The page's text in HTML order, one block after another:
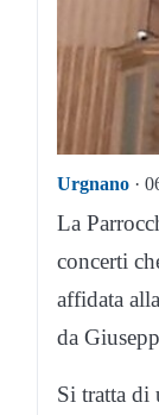
Urgnano ·
La
concerti
affidata
da
Si tratta di